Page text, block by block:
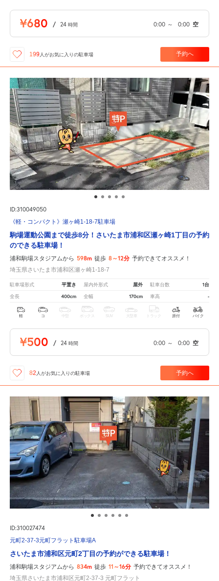
¥680 / 24 時間 0:00 ～ 0:00 空
199 人がお気に入りの駐車場 予約へ
ID:310049050
《軽・コンパクト》瀬ヶ崎1-18-7駐車場
駒場運動公園まで徒歩8分！さいたま市浦和区瀬ヶ崎1丁目の予約
のできる駐車場！
浦和駒場スタジアムから 598m 徒歩 8～12分 予約できてオススメ！
埼玉県さいたま市浦和区瀬ヶ崎1-18-7
駐車場形式 平置き 屋内外形式 屋外 駐車台数 1台
全長 400cm 全幅 170cm 車高 -
軽 コ 中型 ボックス SUV 大型車 トラック 原付 バイク
¥500 / 24 時間 0:00 ～ 0:00 空
82 人がお気に入りの駐車場 予約へ
ID:310027474
元町2-37-3元町フラット駐車場A
さいたま市浦和区元町2丁目の予約ができる駐車場！
浦和駒場スタジアムから 834m 徒歩 11～16分 予約できてオススメ！
埼玉県さいたま市浦和区元町2-37-3 元町フラット